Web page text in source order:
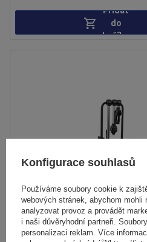
Přidat
do
košíku
Nosnost plošiny pro jízdní kola:
składane ramiona
univerzální
Konfigurace souhlasů
Používáme soubory cookie k
webových stránek, abychom mohli
analyzovat provoz a provádět
i naši důvěryhodní partneři.
personalizaci reklam. Více